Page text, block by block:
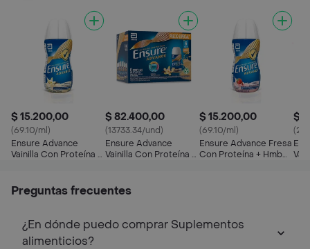
$ 15.200,00
(69.10/ml)
Ensure Advance
Vainilla Con Proteína +
$ 82.400,00
(13733.34/und)
Ensure Advance
Vainilla Con Proteína +
$ 15.200,00
(69.10/ml)
Ensure Advance Fresa
Con Proteína + Hmb
$
Preguntas frecuentes
¿En dónde puedo comprar Suplementos
alimenticios?